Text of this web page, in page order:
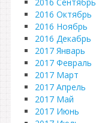
2016 Октябрь
2016 Ноябрь
2016 Декабрь
2017 Январь
2017 Февраль
2017 Март
2017 Апрель
2017 Май
2017 Июнь